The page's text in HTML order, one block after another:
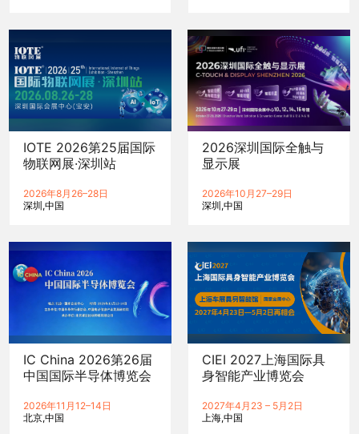
IOTE 2026第25届国际
物联网展·深圳站
2026年8月26–28日
深圳 中国
2026深圳国际全触与
显示展
2026年10月27–29日
深圳 中国
IC China 2026第26届
中国国际半导体博览会
2026年11月12–14日
北京 中国
CIEI 2027上海国际具
身智能产业博览会
2027年4月23 – 5月2日
上海 中国